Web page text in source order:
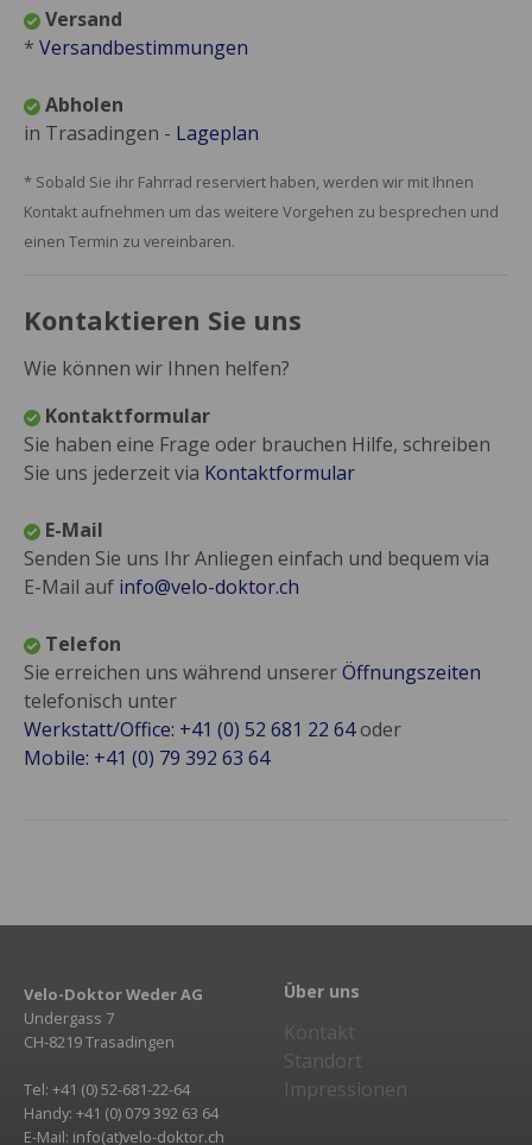
Versand
* Versandbestimmungen
Abholen
in Trasadingen - Lageplan
* Sobald Sie ihr Fahrrad reserviert haben, werden wir mit Ihnen
Kontakt aufnehmen um das weitere Vorgehen zu besprechen und
einen Termin zu vereinbaren.
Kontaktieren Sie uns
Wie können wir Ihnen helfen?
Kontaktformular
Sie haben eine Frage oder brauchen Hilfe, schreiben
Sie uns jederzeit via Kontaktformular
E-Mail
Senden Sie uns Ihr Anliegen einfach und bequem via
E-Mail auf info@velo-doktor.ch
Telefon
Sie erreichen uns während unsererÖffnungszeiten
telefonisch unter
Werkstatt/Office: +41 (0) 52 681 22 64oder
Mobile: +41 (0) 79 392 63 64
Velo-Doktor Weder AG
Undergass 7
CH-8219 Trasadingen
Tel: +41 (0) 52-681-22-64
Handy: +41 (0) 079 392 63 64
E-Mail: info(at)velo-doktor.ch
Über uns
Kontakt
Standort
Impressionen